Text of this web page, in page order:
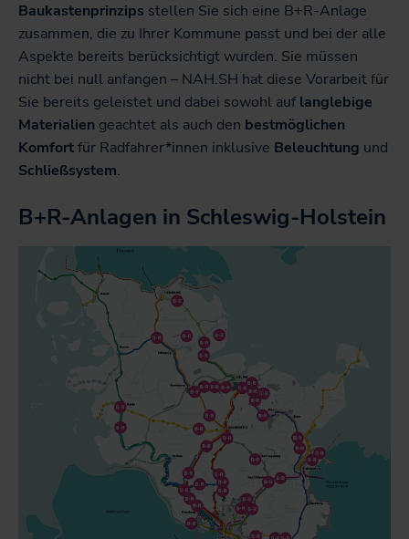
Baukastenprinzips stellen Sie sich eine B+R-Anlage
zusammen, die zu Ihrer Kommune passt und bei der alle
Aspekte bereits berücksichtigt wurden. Sie müssen
nicht bei null anfangen – NAH.SH hat diese Vorarbeit für
Sie bereits geleistet und dabei sowohl auflanglebige
Materialien geachtet als auch den bestmöglichen
Komfortfür Radfahrer*innen inklusive Beleuchtung und
Schließsystem.
B+R-Anlagen in Schleswig-Holstein